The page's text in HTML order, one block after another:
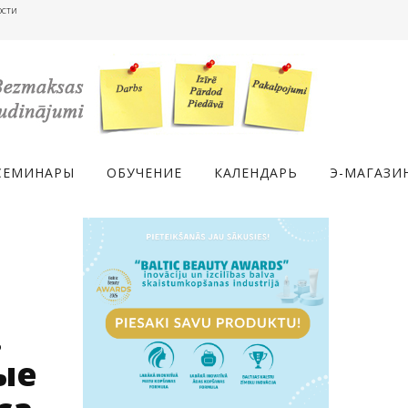
ОБУЧЕНИЕ КАЛЕНДАРЬ Э-